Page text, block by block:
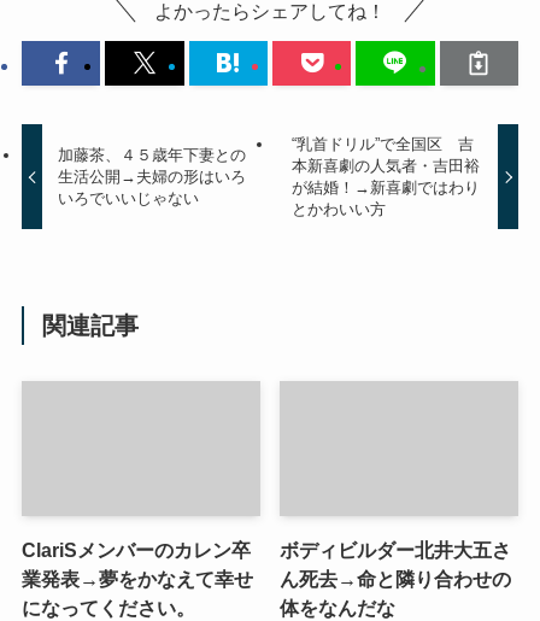
よかったらシェアしてね！
加藤茶、４５歳年下妻との
生活公開→夫婦の形はいろ
いろでいいじゃない
“乳首ドリル”で全国区 吉
本新喜劇の人気者・吉田裕
が結婚！→新喜劇ではわり
とかわいい方
関連記事
ClariSメンバーのカレン卒
業発表→夢をかなえて幸せ
になってください。
ボディビルダー北井大五さ
ん死去→命と隣り合わせの
体をなんだな